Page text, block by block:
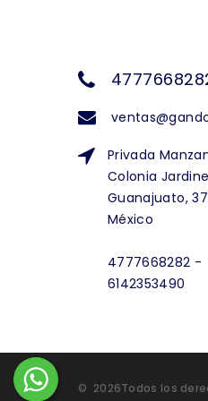
Privada
Colonia
Guanajuato,
México
4777668282 -
6142353490
© 2026Todos los